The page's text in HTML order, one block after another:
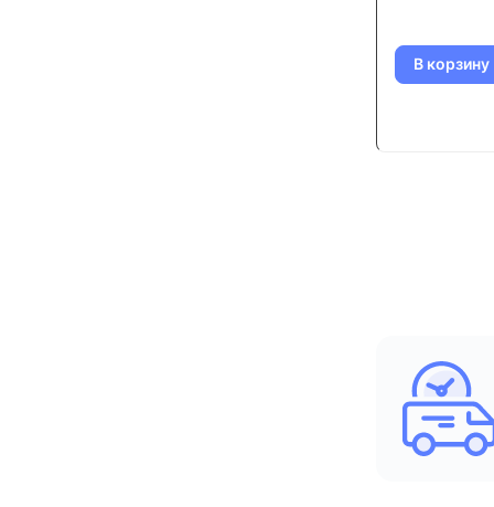
В корзину